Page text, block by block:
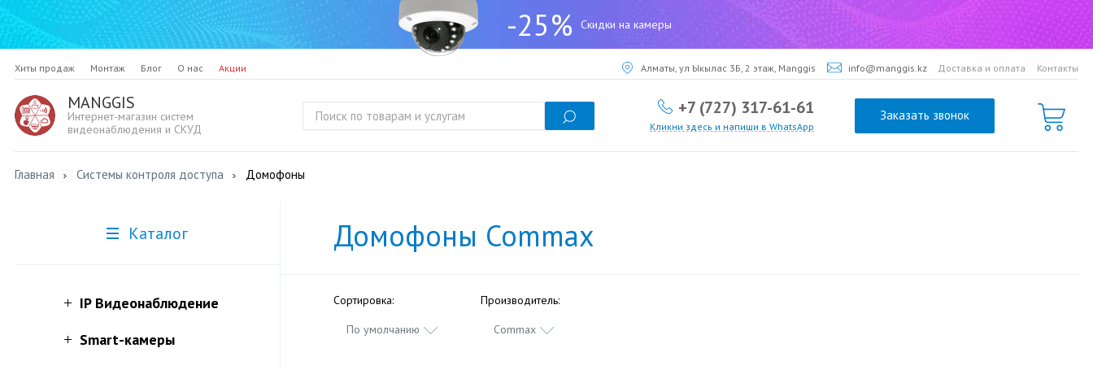
-25% Скидки на камеры
Хиты продаж Монтаж Блог О нас Акции Алматы, ул Ыкылас 3Б, 2 этаж, Manggis info@manggis.kz Доставка и оплата Контакты
MANGGIS
Интернет-магазин систем
видеонаблюдения и СКУД
+7 (727) 317-61-61
Кликни здесь и напиши в WhatsApp
Заказать звонок
Главная Системы контроля доступа Домофоны
Каталог
IP Видеонаблюдение
Smart-камеры
Домофоны Commax
Сортировка:
По умолчанию
Производитель:
Commax